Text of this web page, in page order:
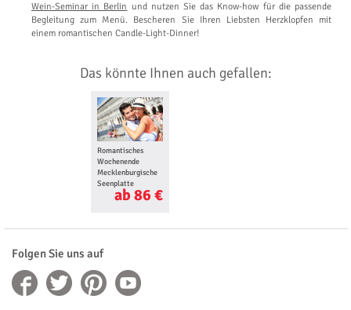
Wein-Seminar in Berlin und nutzen Sie das Know-how für die passende
Begleitung zum Menü. Bescheren Sie Ihren Liebsten Herzklopfen mit
einem romantischen Candle-Light-Dinner!
Das könnte Ihnen auch gefallen:
Romantisches
Wochenende
Mecklenburgische
Seenplatte
ab 86 €
Folgen Sie uns auf